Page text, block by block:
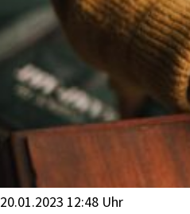
20.01.2023 12:48 Uhr